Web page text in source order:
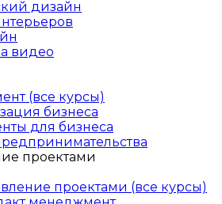
дизайн
видео
(все курсы)
бизнеса
для бизнеса
проектами
проектами (все курсы)